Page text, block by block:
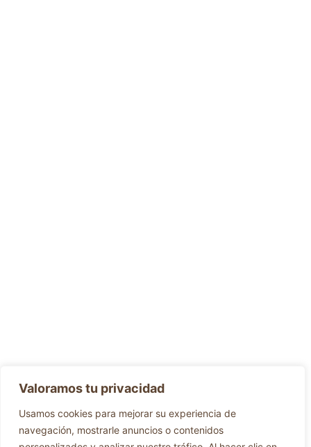
Valoramos tu privacidad
Usamos cookies para mejorar su experiencia de
navegación, mostrarle anuncios o contenidos